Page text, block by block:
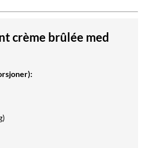
crème brûlée med